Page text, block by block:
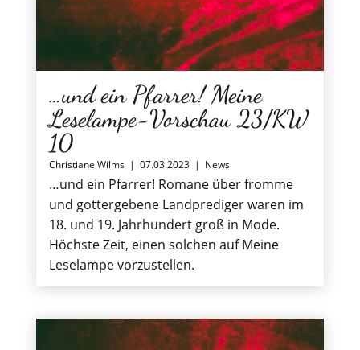
…und ein Pfarrer! Meine
Leselampe-Vorschau 23/KW
10
Christiane Wilms | 07.03.2023 | News
…und ein Pfarrer! Romane über fromme
und gottergebene Landprediger waren im
18. und 19. Jahrhundert groß in Mode.
Höchste Zeit, einen solchen auf Meine
Leselampe vorzustellen.